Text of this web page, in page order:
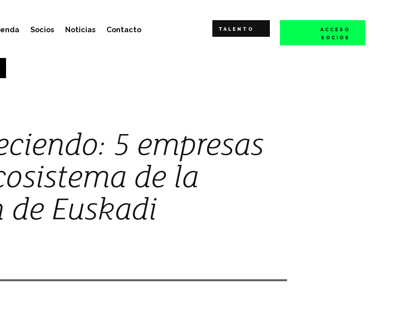
Socios Noticias Contacto TALENTO
ACCESO
SOCIOS
5 empresas
de la
Euskadi